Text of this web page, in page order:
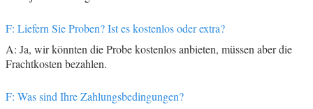
F: Liefern Sie Proben? Ist es kostenlos oder extra?
A: Ja, wir könnten die Probe kostenlos anbieten, müssen aber die
Frachtkosten bezahlen.
F: Was sind Ihre Zahlungsbedingungen?